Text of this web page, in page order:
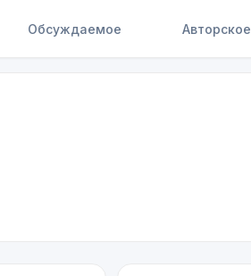
Обсуждаемое Авторское